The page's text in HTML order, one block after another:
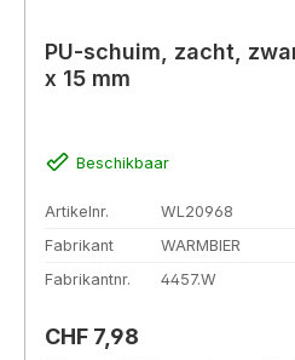
PU-schuim, zacht,
x 15 mm
Beschikbaar
Artikelnr.
WL20968
Fabrikant
WARMBIER
Fabrikantnr.
4457.W
Normale prijs:
CHF 7,98